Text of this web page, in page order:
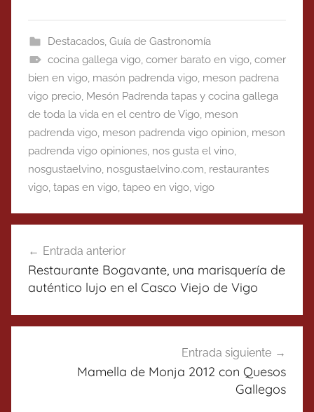
Destacados, Guía de Gastronomía
cocina gallega vigo, comer barato en vigo, comer
bien en vigo, masón padrenda vigo, meson padrena
vigo precio, Mesón Padrenda tapas y cocina gallega
de toda la vida en el centro de Vigo, meson
padrenda vigo, meson padrenda vigo opinion, meson
padrenda vigo opiniones, nos gusta el vino,
nosgustaelvino, nosgustaelvino.com, restaurantes
vigo, tapas en vigo, tapeo en vigo, vigo
de
entradas
Entrada anterior
Restaurante Bogavante, una marisquería de
auténtico lujo en el Casco Viejo de Vigo
Entrada siguiente
Mamella de Monja 2012 con Quesos
Gallegos